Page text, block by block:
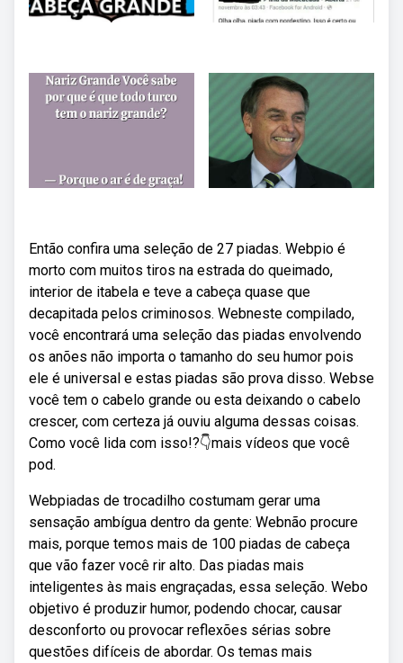
Então confira uma seleção de 27 piadas. Webpio é
morto com muitos tiros na estrada do queimado,
interior de itabela e teve a cabeça quase que
decapitada pelos criminosos. Webneste compilado,
você encontrará uma seleção das piadas envolvendo
os anões não importa o tamanho do seu humor pois
ele é universal e estas piadas são prova disso. Webse
você tem o cabelo grande ou esta deixando o cabelo
crescer, com certeza já ouviu alguma dessas coisas.
Como você lida com isso!?👇mais vídeos que você
pod.
Webpiadas de trocadilho costumam gerar uma
sensação ambígua dentro da gente: Webnão procure
mais, porque temos mais de 100 piadas de cabeça
que vão fazer você rir alto. Das piadas mais
inteligentes às mais engraçadas, essa seleção. Webo
objetivo é produzir humor, podendo chocar, causar
desconforto ou provocar reflexões sérias sobre
questões difíceis de abordar. Os temas mais